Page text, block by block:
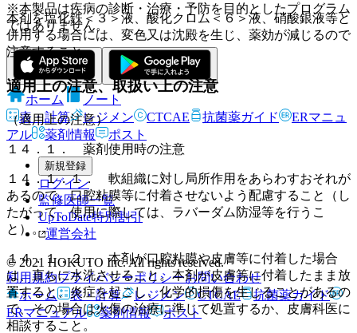
本剤を塩化鉄＜３＞液、酸化クロム＜６＞液、硝酸銀液等と
併用する場合には、変色又は沈殿を生じ、薬効が減じるので
注意すること。
適用上の注意、取扱い上の注意
（適用上の注意）
１４．１． 薬剤使用時の注意
１４．１．１． 軟組織に対し局所作用をあらわすおそれが
あるので、口腔粘膜等に付着させないよう配慮すること（し
たがって、使用に際しては、ラバーダム防湿等を行うこ
と）。
１４．１．２． 本剤が口腔粘膜や皮膚等に付着した場合
は、直ちに水洗させること。本剤が皮膚等に付着したまま放
置すると、炎症を起こし、化学的損傷を生じることがあるの
で、その場合は火傷の治療に準じて処置するか、皮膚科医に
相談すること。
※本製品は疾病の診断・治療・予防を目的としたプログラム
ではありません。
ホーム
ノート
表・計算
レジメン CTCAE 抗菌薬ガイド
ERマニュ
アル
薬剤情報 ポスト
新規登録
ログイン
監修医師一覧
UpToDate特別割引
運営会社
© 2021 HOKUTO Inc. All rights reserved.
利用規約プライバシーポリシーお問い合わせ
ホーム
表・計算 レジメン CTCAE
抗菌薬ガイド
ERマニュアル
薬剤情報 ポスト